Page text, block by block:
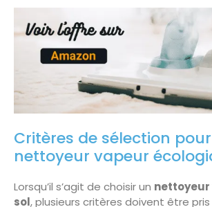
Critères de sélection
nettoyeur vapeur
Lorsqu’il s’agit de choisir un
sol, plusieurs critères doivent être